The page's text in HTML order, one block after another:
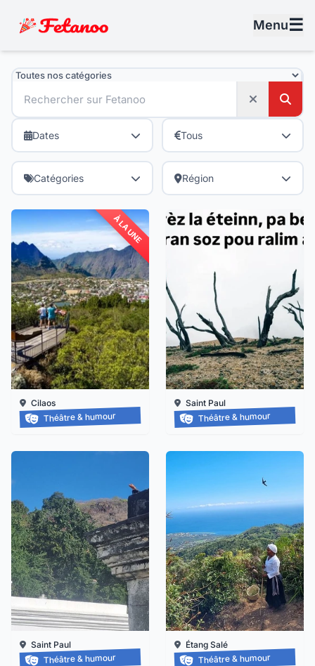
Menu☰
Dates Tous
Catégories Région
Balade-spectacle à cilaos
Cilaos
Théâtre & humour Balade-spectacle au piton
Saint Paul
Théâtre & humour
Balade-spectacle à saint-paul
Saint Paul
Théâtre & humour BALADE-SPECTACLE À
Étang Salé
Théâtre & humour